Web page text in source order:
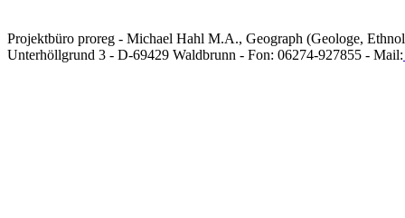
Projektbüro proreg - Michael Hahl M.A., Geograph (Geologe,
Unterhöllgrund 3 - D-69429 Waldbrunn - Fon: 06274-927855 - Mail: